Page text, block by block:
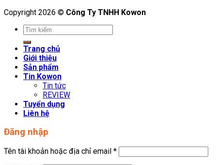
Copyright 2026 © Công Ty TNHH Kowon
Tìm
kiếm:
Trang chủ
Giới thiệu
Sản phẩm
Tin Kowon
Tin tức
REVIEW
Tuyển dụng
Liên hệ
Đăng nhập
Tên tài khoản hoặc địa chỉ email *